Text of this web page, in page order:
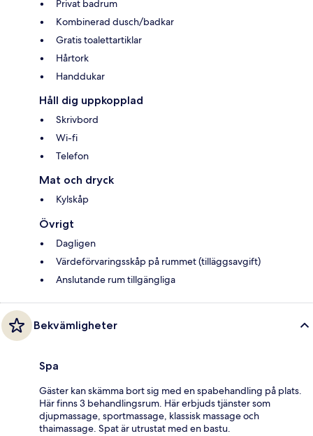
Privat badrum
Kombinerad dusch/badkar
Gratis toalettartiklar
Hårtork
Handdukar
Håll dig uppkopplad
Skrivbord
Wi-fi
Telefon
Mat och dryck
Kylskåp
Övrigt
Dagligen
Värdeförvaringsskåp på rummet (tilläggsavgift)
Anslutande rum tillgängliga
Bekvämligheter
Spa
Gäster kan skämma bort sig med en spabehandling på plats.
Här finns 3 behandlingsrum. Här erbjuds tjänster som
djupmassage, sportmassage, klassisk massage och
thaimassage. Spat är utrustat med en bastu.